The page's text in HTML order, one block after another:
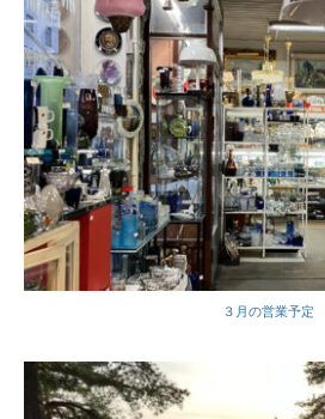
３月の営業予定